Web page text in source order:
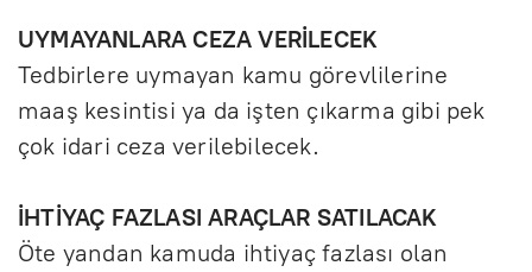
UYMAYANLARA CEZA VERİLECEK
Tedbirlere uymayan kamu görevlilerine
maaş kesintisi ya da işten çıkarma gibi pek
çok idari ceza verilebilecek.
İHTİYAÇ FAZLASI ARAÇLAR SATILACAK
Öte yandan kamuda ihtiyaç fazlası olan